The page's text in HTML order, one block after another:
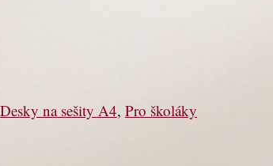
Desky na sešity A4, Pro školáky